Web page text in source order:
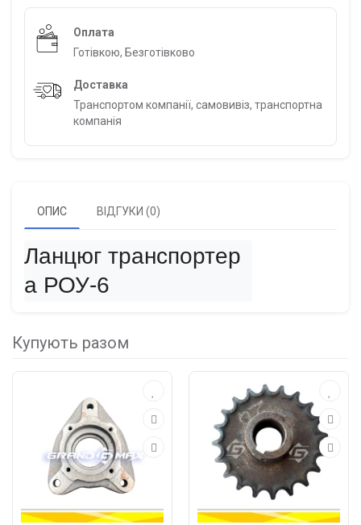
Оплата
Готівкою, Безготівково
Доставка
Транспортом компанії, самовивіз, транспортна
компанія
ОПИС ВІДГУКИ (0)
Ланцюг транспортер
а РОУ-6
Купують разом